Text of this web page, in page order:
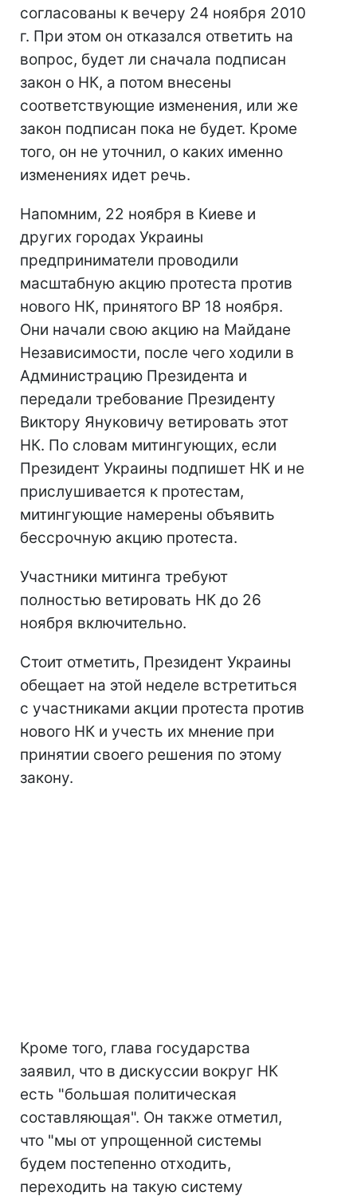
согласованы к вечеру 24 ноября 2010
г. При этом он отказался ответить на
вопрос, будет ли сначала подписан
закон о НК, а потом внесены
соответствующие изменения, или же
закон подписан пока не будет. Кроме
того, он не уточнил, о каких именно
изменениях идет речь.
Напомним, 22 ноября в Киеве и
других городах Украины
предприниматели проводили
масштабную акцию протеста против
нового НК, принятого ВР 18 ноября.
Они начали свою акцию на Майдане
Независимости, после чего ходили в
Администрацию Президента и
передали требование Президенту
Виктору Януковичу ветировать этот
НК. По словам митингующих, если
Президент Украины подпишет НК и не
прислушивается к протестам,
митингующие намерены объявить
бессрочную акцию протеста.
Участники митинга требуют
полностью ветировать НК до 26
ноября включительно.
Стоит отметить, Президент Украины
обещает на этой неделе встретиться
с участниками акции протеста против
нового НК и учесть их мнение при
принятии своего решения по этому
закону.
Кроме того, глава государства
заявил, что в дискуссии вокруг НК
есть "большая политическая
составляющая". Он также отметил,
что "мы от упрощенной системы
будем постепенно отходить,
переходить на такую систему